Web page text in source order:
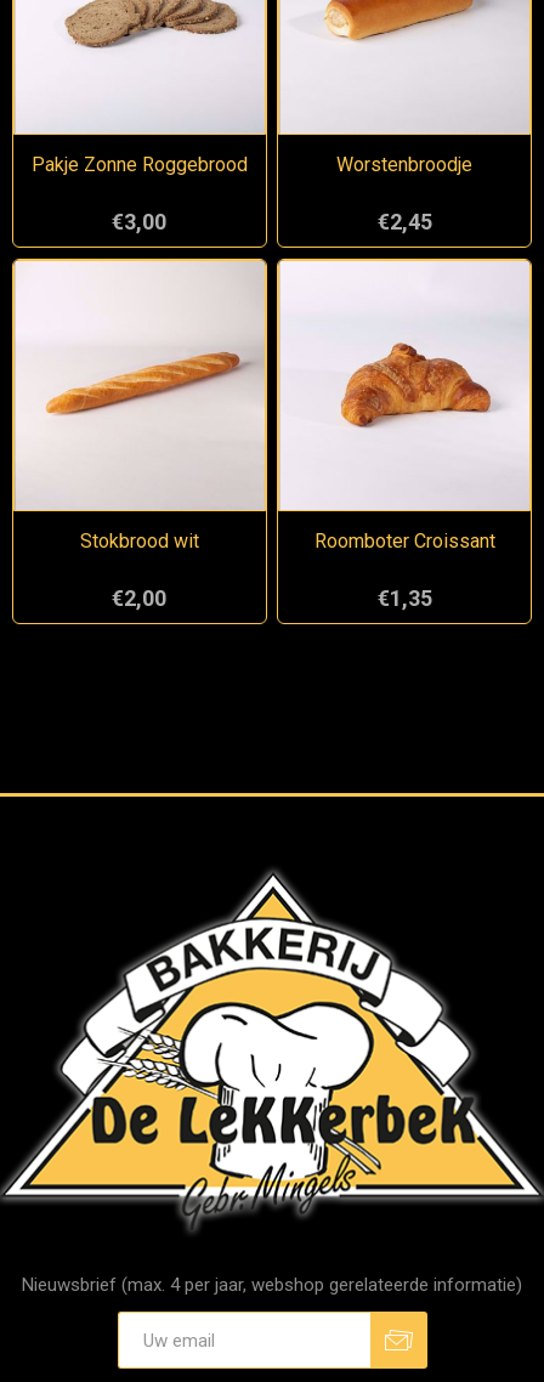
Pakje Zonne Roggebrood
€3,00
Worstenbroodje
€2,45
Stokbrood wit
€2,00
Roomboter Croissant
€1,35
Nieuwsbrief (max. 4 per jaar, webshop gerelateerde informatie)